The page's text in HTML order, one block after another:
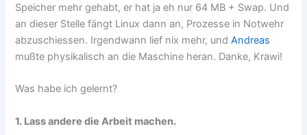
Speicher mehr gehabt, er hat ja eh nur 64 MB + Swap. Und
an dieser Stelle fängt Linux dann an, Prozesse in Notwehr
abzuschiessen. Irgendwann lief nix mehr, undAndreas
mußte physikalisch an die Maschine heran. Danke, Krawi!
Was habe ich gelernt?
1. Lass andere die Arbeit machen.